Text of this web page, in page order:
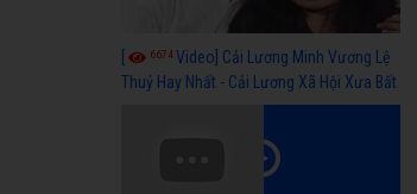
6674Video] Cải Lương Minh Vương Lệ
Thuỷ Hay Nhất - Cải Lương Xã Hội Xưa Bất